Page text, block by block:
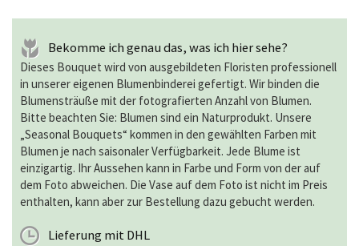
Bekomme ich genau das, was ich hier sehe?
Dieses Bouquet wird von ausgebildeten Floristen professionell
in unserer eigenen Blumenbinderei gefertigt. Wir binden die
Blumensträuße mit der fotografierten Anzahl von Blumen.
Bitte beachten Sie: Blumen sind ein Naturprodukt. Unsere
„Seasonal Bouquets“ kommen in den gewählten Farben mit
Blumen je nach saisonaler Verfügbarkeit. Jede Blume ist
einzigartig. Ihr Aussehen kann in Farbe und Form von der auf
dem Foto abweichen. Die Vase auf dem Foto ist nicht im Preis
enthalten, kann aber zur Bestellung dazu gebucht werden.
Lieferung mit DHL